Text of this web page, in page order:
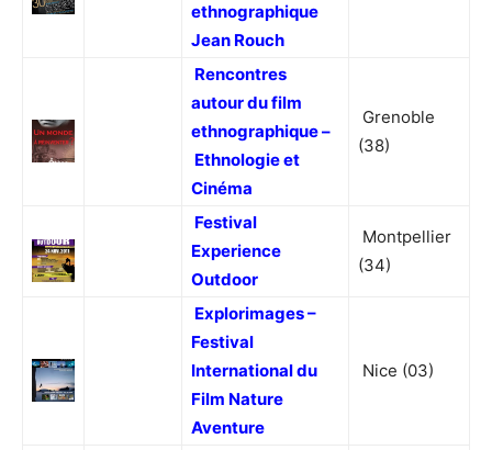
ethnographique
Jean Rouch
Rencontres
autour du film
ethnographique –
Ethnologie et
Cinéma
Grenoble
(38)
Festival
Experience
Outdoor
Montpellier
(34)
Explorimages –
Festival
International du
Film Nature
Aventure
Nice (03)